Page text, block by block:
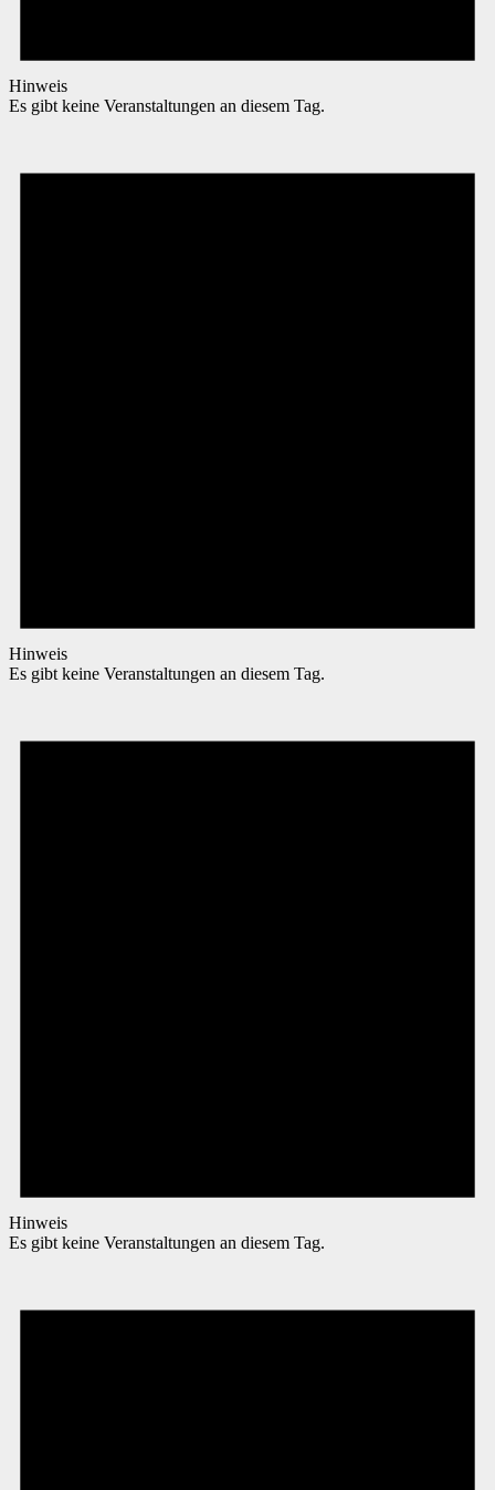
Hinweis
Es gibt keine Veranstaltungen an diesem Tag.
Hinweis
Es gibt keine Veranstaltungen an diesem Tag.
Hinweis
Es gibt keine Veranstaltungen an diesem Tag.